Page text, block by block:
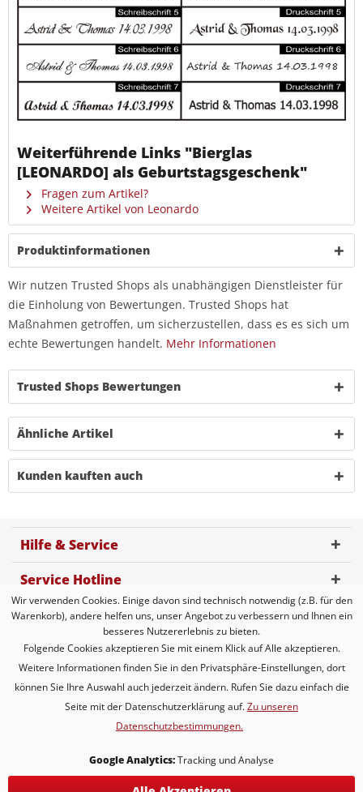
Weiterführende Links "Bierglas
[LEONARDO] als Geburtstagsgeschenk"
Fragen zum Artikel?
Weitere Artikel von Leonardo
Produktinformationen
Wir nutzen Trusted Shops als unabhängigen Dienstleister für
die Einholung von Bewertungen. Trusted Shops hat
Maßnahmen getroffen, um sicherzustellen, dass es es sich um
echte Bewertungen handelt. Mehr Informationen
Trusted Shops Bewertungen
Ähnliche Artikel
Kunden kauften auch
Hilfe & Service
Service Hotline
Kundenbewertung
Zahlungsmöglichkeiten
Versandarten
* Alle Preise inkl. gesetzl. Mehrwertsteuer zzgl.
Länder entnehmen Sie bitte der Schaltfläche mit den
Versandinformationen
Wir verwenden Cookies. Einige davon sind technisch notwendig (z.B. für den
Warenkorb), andere helfen uns, unser Angebot zu verbessern und Ihnen ein
besseres Nutzererlebnis zu bieten.
Folgende Cookies akzeptieren Sie mit einem Klick auf Alle akzeptieren.
Weitere Informationen finden Sie in den Privatsphäre-Einstellungen, dort
können Sie Ihre Auswahl auch jederzeit ändern. Rufen Sie dazu einfach die
Seite mit der Datenschutzerklärung auf.Zu unseren
Datenschutzbestimmungen.
Google Analytics:Tracking und Analyse